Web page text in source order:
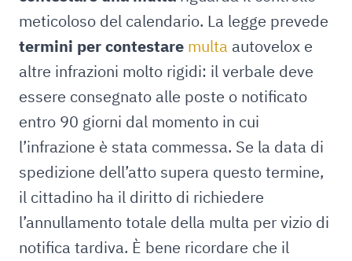
meticoloso del calendario. La legge prevede
termini per contestare multa autovelox e
altre infrazioni molto rigidi: il verbale deve
essere consegnato alle poste o notificato
entro 90 giorni dal momento in cui
l’infrazione è stata commessa. Se la data di
spedizione dell’atto supera questo termine,
il cittadino ha il diritto di richiedere
l’annullamento totale della multa per vizio di
notifica tardiva. È bene ricordare che il